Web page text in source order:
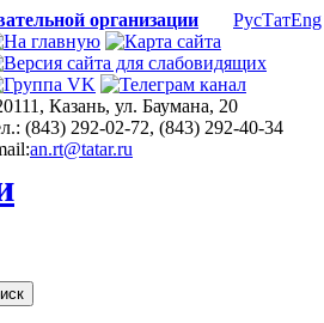
организации РусТатEng
Казань, ул. Баумана, 20
(843) 292-02-72, (843) 292-40-34
an.rt@tatar.ru